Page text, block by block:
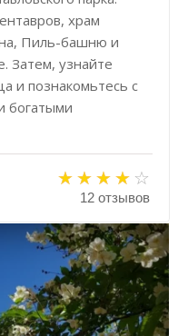
храм
Пиль-башню и
Затем, узнайте
и познакомьтесь с
богатыми
12 отзывов